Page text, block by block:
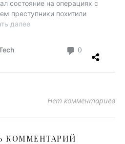
Нет комментариев
КОММЕНТАРИЙ